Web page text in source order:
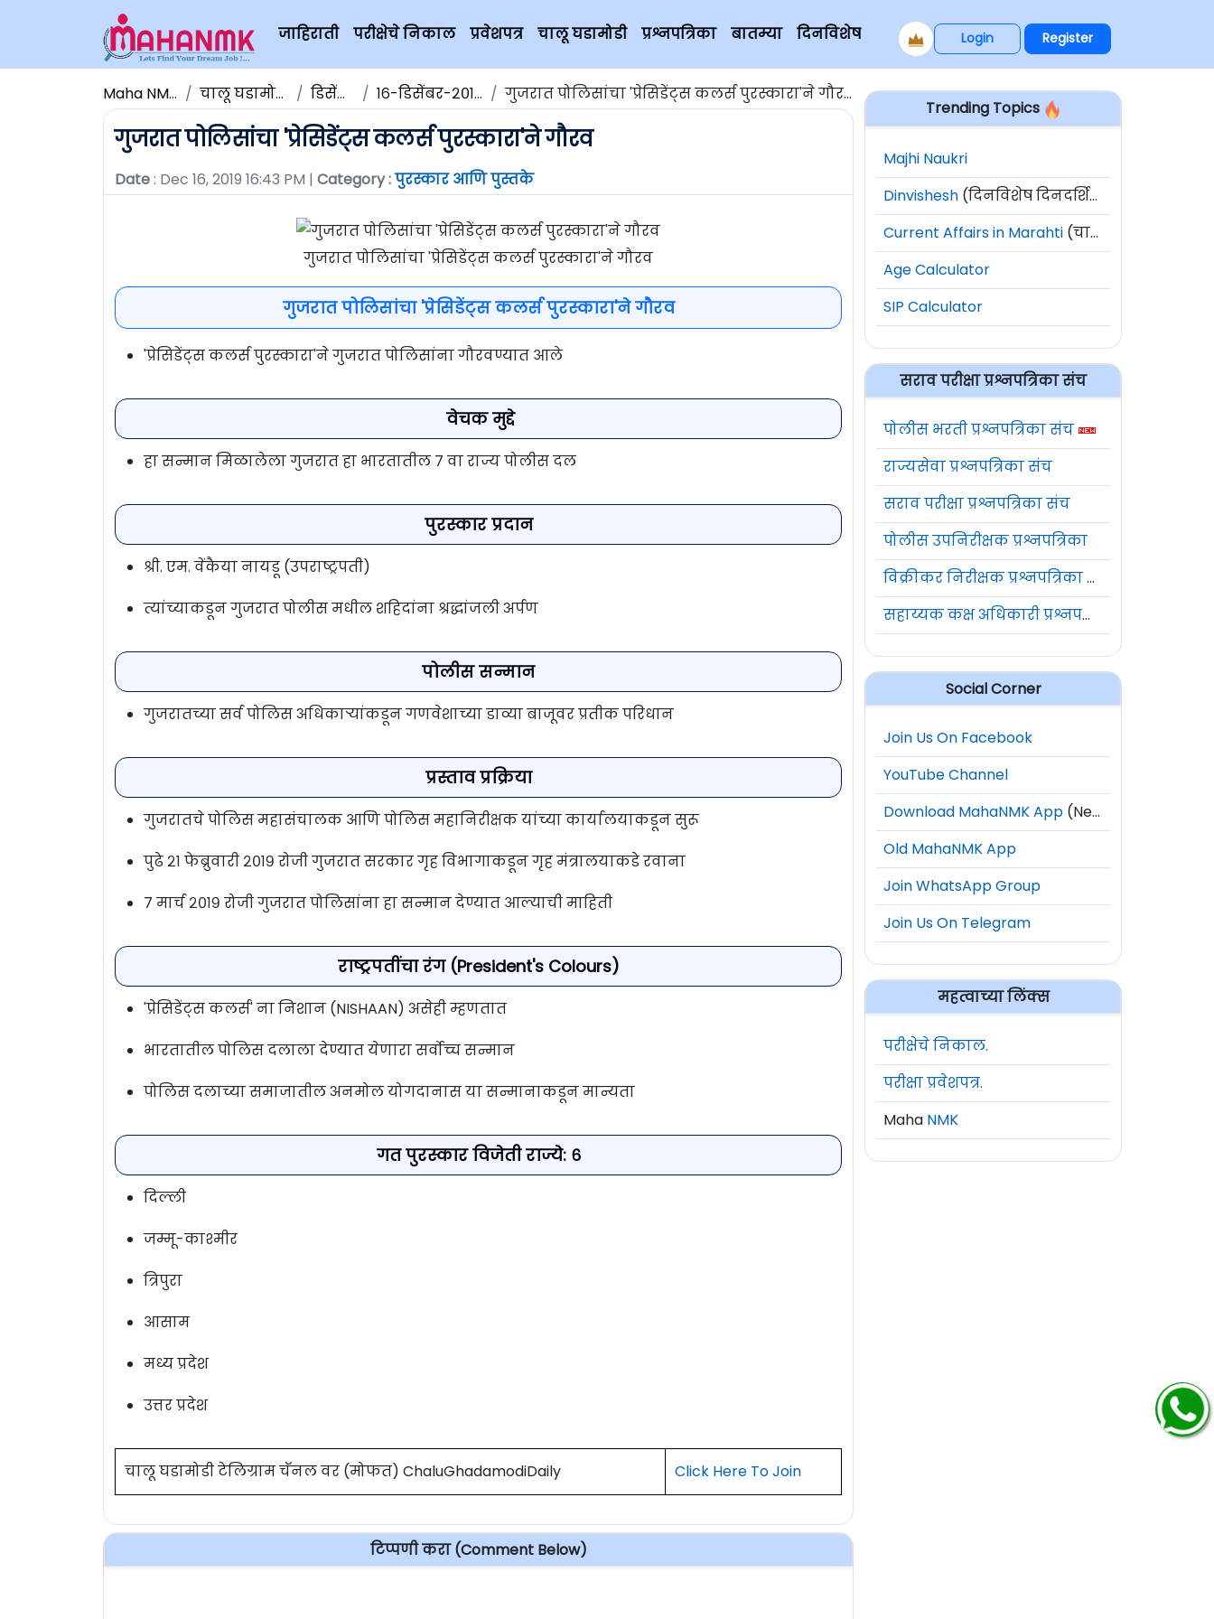
जाहिराती परीक्षेचे निकाल प्रवेशपत्र चालू घडामोडी प्रश्नपत्रिका बातम्या दिनविशेष Login Register
Maha NMK चालू घडामोडी डिसेंबर १६-डिसेंबर-२०१९ गुजरात पोलिसांचा 'प्रेसिडेंट्स कलर्स पुरस्कारा'ने गौरव
गुजरात पोलिसांचा 'प्रेसिडेंट्स कलर्स पुरस्कारा'ने गौरव
Date: Dec 16, 2019 16:43 PM | Category :पुरस्कार आणि पुस्तके
गुजरात पोलिसांचा 'प्रेसिडेंट्स कलर्स पुरस्कारा'ने गौरव
गुजरात पोलिसांचा 'प्रेसिडेंट्स कलर्स पुरस्कारा'ने गौरव
'प्रेसिडेंट्स कलर्स पुरस्कारा'ने गुजरात पोलिसांना गौरवण्यात आले
वेचक मुद्दे
हा सन्मान मिळालेला गुजरात हा भारतातील ७ वा राज्य पोलीस दल
पुरस्कार प्रदान
श्री. एम. वेंकैया नायडू (उपराष्ट्रपती)
त्यांच्याकडून गुजरात पोलीस मधील शहिदांना श्रद्धांजली अर्पण
पोलीस सन्मान
गुजरातच्या सर्व पोलिस अधिकाऱ्यांकडून गणवेशाच्या डाव्या बाजूवर प्रतीक परिधान
प्रस्ताव प्रक्रिया
गुजरातचे पोलिस महासंचालक आणि पोलिस महानिरीक्षक यांच्या कार्यालयाकडून सुरू
पुढे २१ फेब्रुवारी २०१९ रोजी गुजरात सरकार गृह विभागाकडून गृह मंत्रालयाकडे रवाना
७ मार्च २०१९ रोजी गुजरात पोलिसांना हा सन्मान देण्यात आल्याची माहिती
राष्ट्रपतींचा रंग (President's Colours)
'प्रेसिडेंट्स कलर्स' ना निशान (NISHAAN) असेही म्हणतात
भारतातील पोलिस दलाला देण्यात येणारा सर्वोच्च सन्मान
पोलिस दलाच्या समाजातील अनमोल योगदानास या सन्मानाकडून मान्यता
गत पुरस्कार विजेती राज्ये: ६
दिल्ली
जम्मू-काश्मीर
त्रिपुरा
आसाम
मध्य प्रदेश
उत्तर प्रदेश
चालू घडामोडी टेलिग्राम चॅनल वर (मोफत) ChaluGhadamodiDaily Click Here To Join
टिप्पणी करा (Comment Below)
Trending Topics
Majhi Naukri
Dinvishesh (दिनविशेष दिनदर्शिका)
Current Affairs in Marahti (चालू घडामोडी)
Age Calculator
SIP Calculator
सराव परीक्षा प्रश्नपत्रिका संच
पोलीस भरती प्रश्नपत्रिका संच
राज्यसेवा प्रश्नपत्रिका संच
सराव परीक्षा प्रश्नपत्रिका संच
पोलीस उपनिरीक्षक प्रश्नपत्रिका
विक्रीकर निरीक्षक प्रश्नपत्रिका संच
सहाय्यक कक्ष अधिकारी प्रश्नपत्रिका संच
Social Corner
Join Us On Facebook
YouTube Channel
Download MahaNMK App (New)
Old MahaNMK App
Join WhatsApp Group
Join Us On Telegram
महत्वाच्या लिंक्स
परीक्षेचे निकाल.
परीक्षा प्रवेशपत्र.
Maha NMK